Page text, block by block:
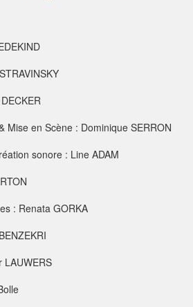
Mise en Scène : Dominique SERRON
sonore : Line ADAM
: Renata GORKA
LAUWERS